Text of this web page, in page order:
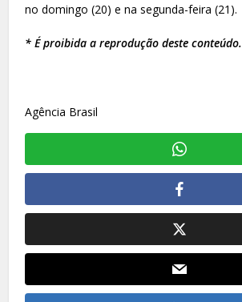
no domingo (20) e na segunda-feira (21).
* É proibida a reprodução deste conteúdo.
Agência Brasil